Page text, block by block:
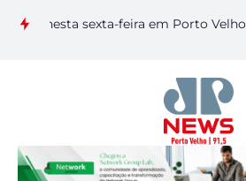
nesta sexta-feira em Porto Velho